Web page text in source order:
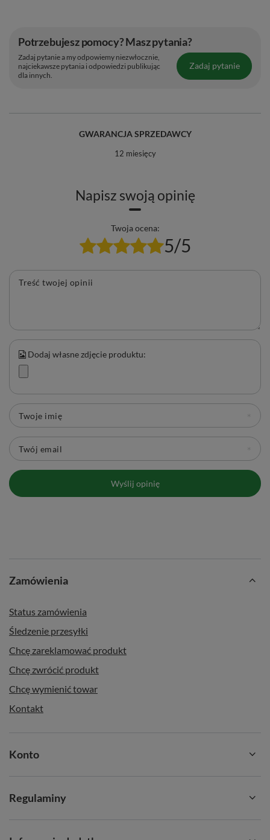
Potrzebujesz pomocy? Masz pytania?
Zadaj pytanie a my odpowiemy niezwłocznie,
najciekawsze pytania i odpowiedzi publikując
dla innych.
Zadaj pytanie
GWARANCJA SPRZEDAWCY
12 miesięcy
Napisz swoją opinię
Twoja ocena:
5/5
Treść twojej opinii
Dodaj własne zdjęcie produktu:
Twoje imię
Twój email
Wyślij opinię
Zamówienia
Status zamówienia
Śledzenie przesyłki
Chcę zareklamować produkt
Chcę zwrócić produkt
Chcę wymienić towar
Kontakt
Konto
Regulaminy